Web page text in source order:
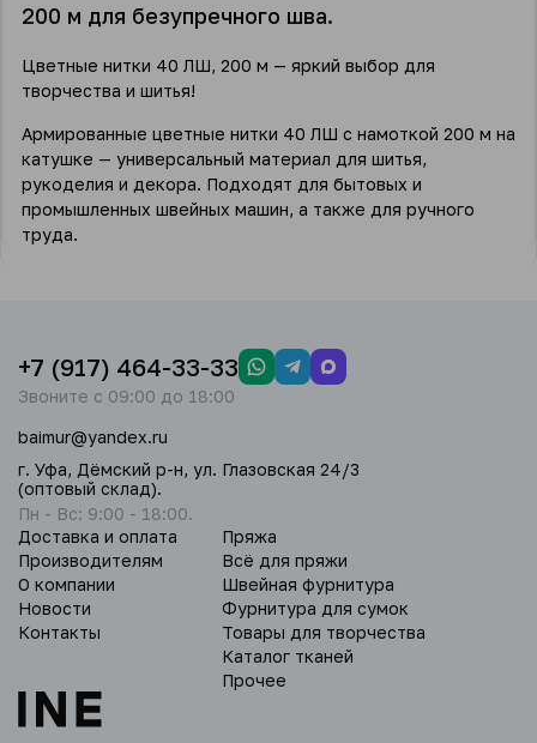
200 м для безупречного шва.
Цветные нитки 40 ЛШ, 200 м — яркий выбор для
творчества и шитья!
Армированные цветные нитки 40 ЛШ с намоткой 200 м на
катушке — универсальный материал для шитья,
рукоделия и декора. Подходят для бытовых и
промышленных швейных машин, а также для ручного
труда.
Доставка и оплата
Производителям
О компании
Новости
Контакты
Пряжа
Всё для пряжи
Швейная фурнитура
Фурнитура для сумок
Товары для творчества
Каталог тканей
Прочее
+7 (917) 464-33-33
Звоните с 09:00 до 18:00
baimur@yandex.ru
г. Уфа, Дёмский р-н, ул. Глазовская 24/3
(оптовый склад).
Пн - Вс: 9:00 - 18:00.